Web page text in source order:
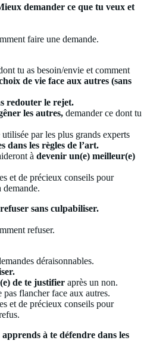
demander ce que tu veux et
faire une demande.
tu as besoin/envie et comment
de vie face aux autres (sans
redouter le rejet.
les autres, demander ce dont tu
par les plus grands experts
dans les règles de l’art.
à devenir un(e) meilleur(e)
et de précieux conseils pour
demande.
sans culpabiliser.
refuser.
déraisonnables.
de te justifier après un non.
pas flancher face aux autres.
et de précieux conseils pour
à te défendre dans les